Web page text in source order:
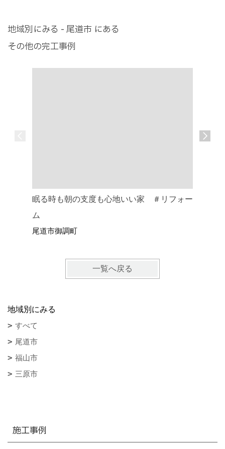
地域別にみる - 尾道市 にある
その他の完工事例
眠る時も朝の支度も心地いい家 ＃リフォー
ム
尾道市御調町
一覧へ戻る
地域別にみる
すべて
尾道市
福山市
三原市
施工事例